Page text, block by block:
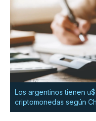
Los argentinos tienen
criptomonedas según